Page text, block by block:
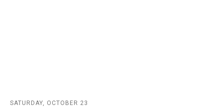
SATURDAY, OCTOBER 23